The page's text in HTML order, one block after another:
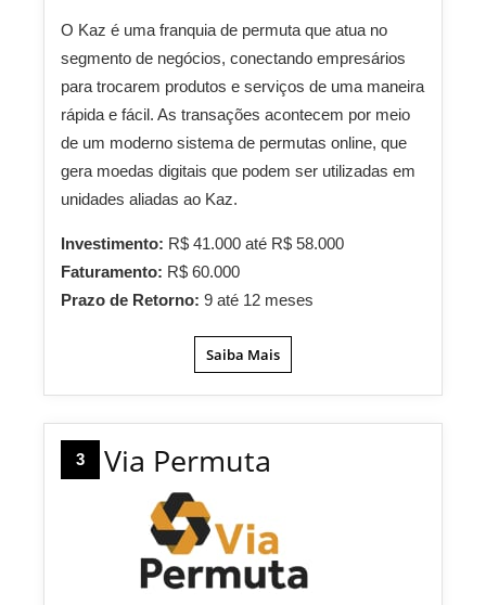
O Kaz é uma franquia de permuta que atua no
segmento de negócios, conectando empresários
para trocarem produtos e serviços de uma maneira
rápida e fácil. As transações acontecem por meio
de um moderno sistema de permutas online, que
gera moedas digitais que podem ser utilizadas em
unidades aliadas ao Kaz.
Investimento: R$ 41.000 até R$ 58.000
Faturamento: R$ 60.000
Prazo de Retorno: 9 até 12 meses
Saiba Mais
3 Via Permuta